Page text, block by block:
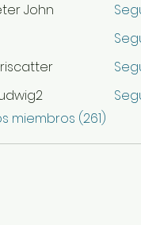
John
miembros (261)